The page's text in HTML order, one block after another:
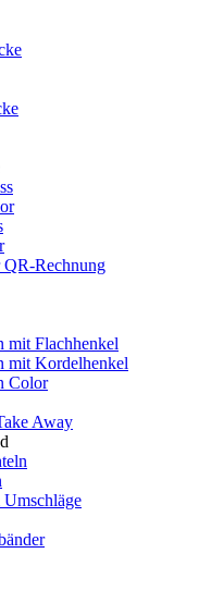
QR-Rechnung
mit Flachhenkel
mit Kordelhenkel
Color
Away
Umschläge